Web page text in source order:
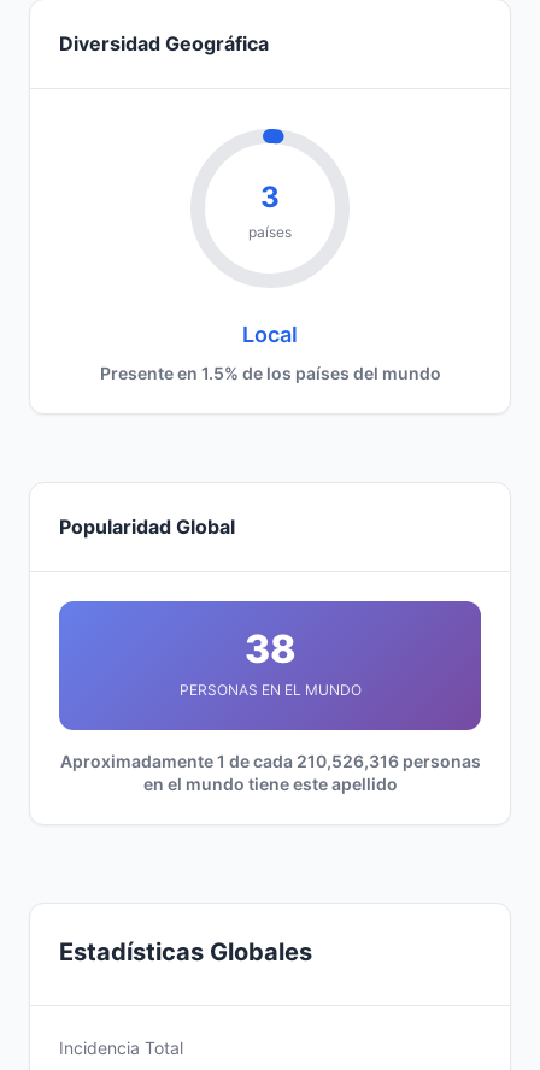
Diversidad Geográfica
3
países
Local
Presente en 1.5% de los países del mundo
Popularidad Global
38
PERSONAS EN EL MUNDO
Aproximadamente 1 de cada 210,526,316 personas
en el mundo tiene este apellido
Estadísticas Globales
Incidencia Total